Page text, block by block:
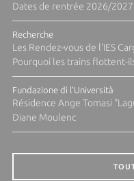
Dates de rentrée 2026/2027
Recherche
Les Rendez-vous de l'IES
Pourquoi les trains flottent-
Fundazione di l'Università
Résidence Ange Tomasi
Diane Moulenc